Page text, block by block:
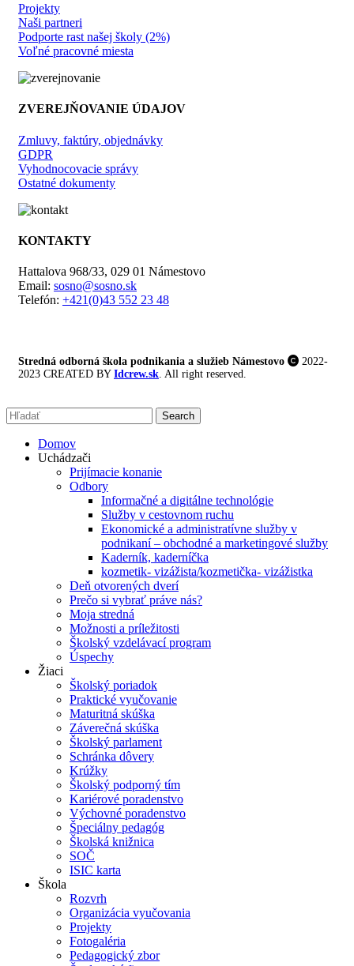
Projekty
Naši partneri
Podporte rast našej školy (2%)
Voľné pracovné miesta
ZVEREJŇOVANIE ÚDAJOV
Zmluvy, faktúry, objednávky
GDPR
Vyhodnocovacie správy
Ostatné dokumenty
KONTAKTY
Hattalova 968/33, 029 01 Námestovo
Email: sosno@sosno.sk
Telefón: +421(0)43 552 23 48
Stredná odborná škola podnikania a služieb Námestovo
2022-
2023 CREATED BY Idcrew.sk. All right reserved.
Search
Domov
Uchádzači
Prijímacie konanie
Odbory
Informačné a digitálne technológie
Služby v cestovnom ruchu
Ekonomické a administratívne služby v
podnikaní – obchodné a marketingové služby
Kaderník, kaderníčka
kozmetik- vizážista/kozmetička- vizážistka
Deň otvorených dverí
Prečo si vybrať práve nás?
Moja stredná
Možnosti a príležitosti
Školský vzdelávací program
Úspechy
Žiaci
Školský poriadok
Praktické vyučovanie
Maturitná skúška
Záverečná skúška
Školský parlament
Schránka dôvery
Krúžky
Školský podporný tím
Kariérové poradenstvo
Výchovné poradenstvo
Špeciálny pedagóg
Školská knižnica
SOČ
ISIC karta
Škola
Rozvrh
Organizácia vyučovania
Projekty
Fotogaléria
Pedagogický zbor